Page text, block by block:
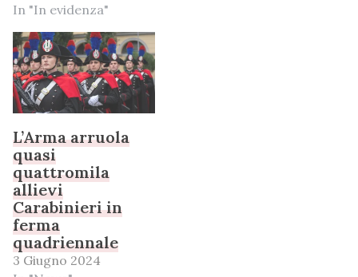
In "In evidenza"
L’Arma arruola
quasi
quattromila
allievi
Carabinieri in
ferma
quadriennale
3 Giugno 2024